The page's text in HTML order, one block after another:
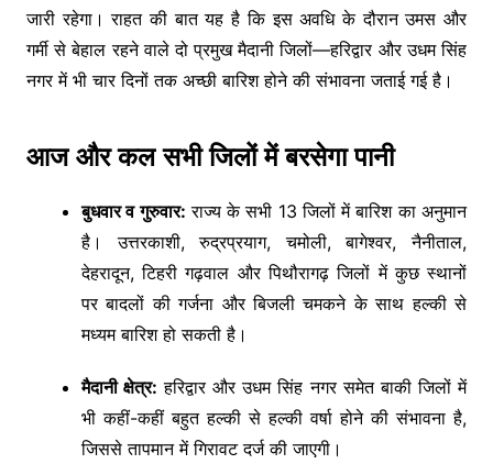
जारी रहेगा। राहत की बात यह है कि इस अवधि के दौरान उमस और
गर्मी से बेहाल रहने वाले दो प्रमुख मैदानी जिलों—हरिद्वार और उधम सिंह
नगर में भी चार दिनों तक अच्छी बारिश होने की संभावना जताई गई है।
आज और कल सभी जिलों में बरसेगा पानी
बुधवार व गुरुवार: राज्य के सभी 13 जिलों में बारिश का अनुमान
है। उत्तरकाशी, रुद्रप्रयाग, चमोली, बागेश्वर, नैनीताल,
देहरादून, टिहरी गढ़वाल और पिथौरागढ़ जिलों में कुछ स्थानों
पर बादलों की गर्जना और बिजली चमकने के साथ हल्की से
मध्यम बारिश हो सकती है।
मैदानी क्षेत्र: हरिद्वार और उधम सिंह नगर समेत बाकी जिलों में
भी कहीं-कहीं बहुत हल्की से हल्की वर्षा होने की संभावना है,
जिससे तापमान में गिरावट दर्ज की जाएगी।